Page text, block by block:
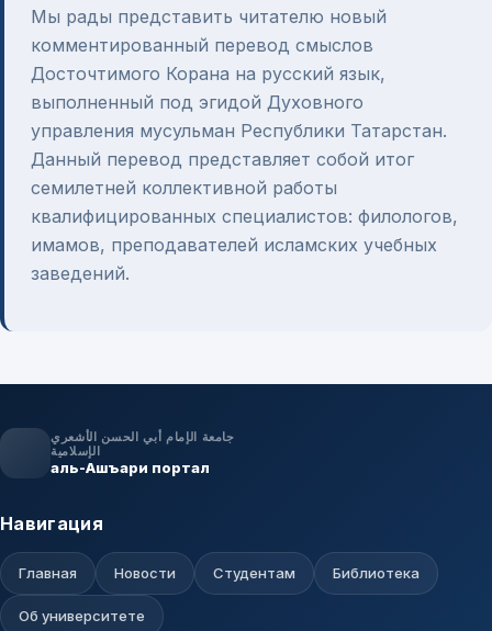
Мы рады представить читателю новый
комментированный перевод смыслов
Досточтимого Корана на русский язык,
выполненный под эгидой Духовного
управления мусульман Республики Татарстан.
Данный перевод представляет собой итог
семилетней коллективной работы
квалифицированных специалистов: филологов,
имамов, преподавателей исламских учебных
заведений.
جامعة الإمام أبي الحسن الأشعري
الإسلامية
аль-Ашъари портал
Навигация
Главная Новости Студентам Библиотека
Об университете